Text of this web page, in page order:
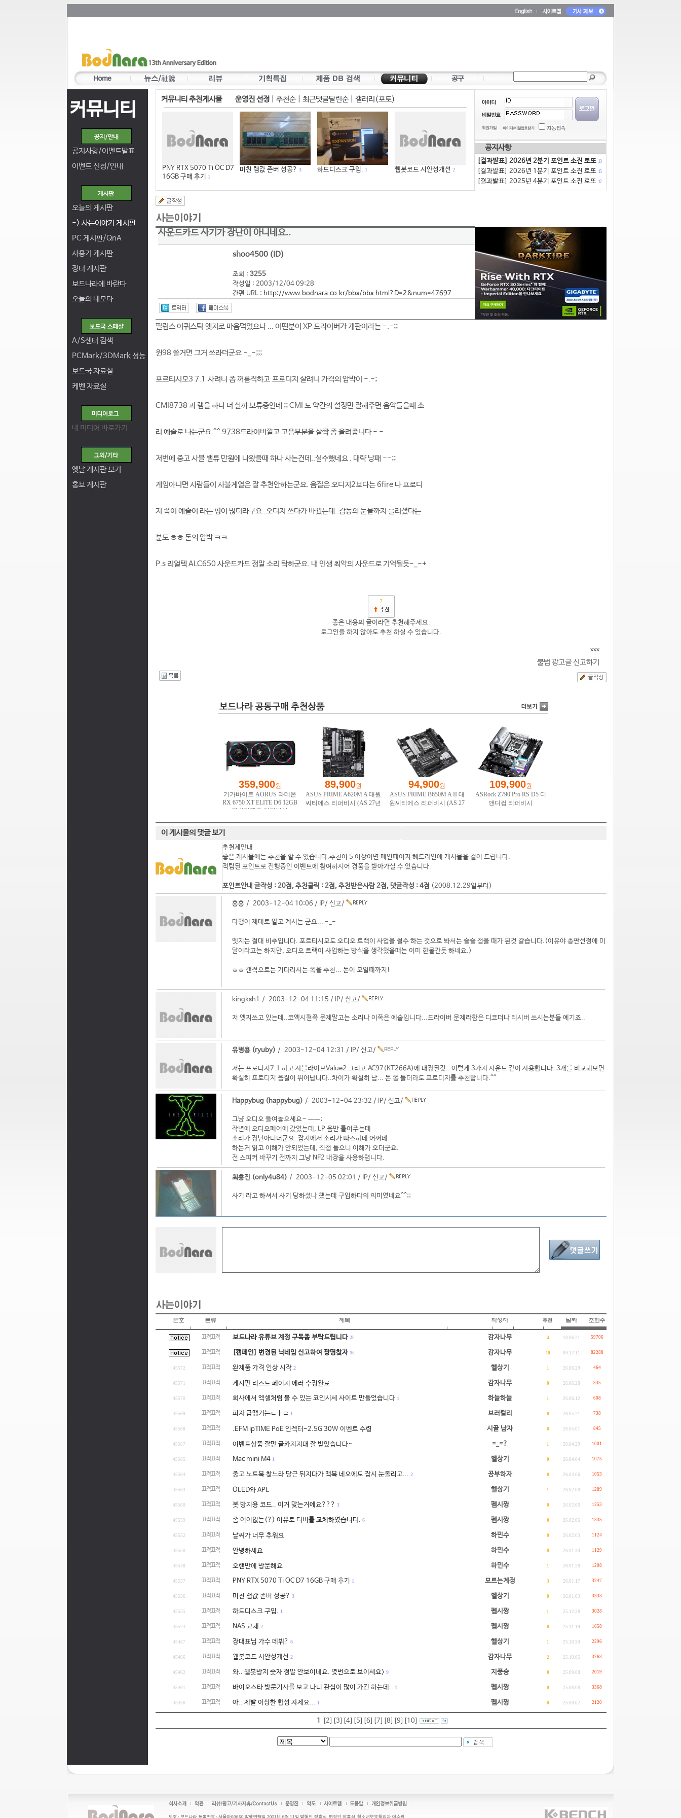
커뮤니티
공지사항/이벤트발표
이벤트 신청/안내
오늘의 게시판
-> 사는이야기 게시판
PC 게시판/QnA
사용기 게시판
장터 게시판
보드나라에 바란다
오늘의 네모다
A/S센터 검색
PCMark/3DMark 성능
보드국 자료실
케벤 자료실
내 미디어 바로가기
옛날 게시판 보기
홍보 게시판
커뮤니티 추천게시물 운영진 선정 추천순| 최근댓글달린순| 갤러리(포토)
PNY RTX 5070 Ti OC D7
16GB 구매 후기
1
미친 램값 존버 성공? 3 하드디스크 구입. 1 웹봇코드 시안성개선 2
공지사항
[결과발표] 2026년 2분기 포인트 소진 로또 13
[결과발표] 2026년 1분기 포인트 소진 로또 15
[결과발표] 2025년 4분기 포인트 소진 로또 17
사운드카드 사기가 장난이 아니네요..
shoo4500 (ID)
조회 : 3255
작성일 : 2003/12/04 09:28
간편 URL : http://www.bodnara.co.kr/bbs/bbs.html?D=2&num=47697
필립스 어쿼스틱 엣지로 마음먹었으나 ... 어떤분이 XP 드라이버가 개판이라는 -.-;;
윈98 쓸거면 그거 쓰라더군요 -_-;;;
포르티시모3 7.1 사려니 좀 꺼름직하고 프로디지 살려니 가격의 압박이 -.-;
CMI8738 과 램을 하나 더 살까 보류중인데 ;; CMI 도 약간의 설정만 잘해주면 음악들을때 소
리 예술로 나는군요.^^ 9738드라이버깔고 고음부분을 살짝 좀 올려줍니다 - -
저번에 중고 사블 밸류 만원에 나왔을때 하나 사는건데..실수했네요 . 대략 낭패 --;;
게임아니면 사람들이 사블계열은 잘 추천안하는군요. 음질은 오디지2보다는 6fire 나 프로디
지 쪽이 예술이 라는 평이 많더라구요..오디지 쓰다가 바꿨는데..감동의 눈물까지 흘리셨다는
분도 ㅎㅎ 돈의 압박 ㅋㅋ
P.s 리얼텍 ALC650 사운드카드 정말 소리 탁하군요. 내 인생 최악의 사운드로 기억될듯-_-+
7
좋은 내용의 글이라면 추천해주세요.
로그인을 하지 않아도 추천 하실 수 있습니다.
xxx
불법 광고글 신고하기
이 게시물의 댓글 보기
추천제안내
좋은 게시물에는 추천을 할 수 있습니다.추천이 5 이상이면 메인페이지 헤드라인에 게시물을 걸어 드립니다.
적립된 포인트로 진행중인 이벤트에 참여하시어 경품을 받아가실 수 있습니다.
포인트안내 글작성 : 20점, 추천클릭 : 2점, 추천받은사람 2점, 댓글작성 : 4점 (2008.12.29일부터)
홍홍 / 2003-12-04 10:06 / IP/ 신고/
다행이 제대로 알고 계시는 군요... -_-
엣지는 절대 비추입니다. 포르티시모도 오디오 트랙이 사업을 철수 하는 것으로 봐서는 슬슬 접을 때가 된것 같습니다.(이유야 총판선정에 미
달이라고는 하지만, 오디오 트랙이 사업하는 방식을 생각했을때는 이미 한물간듯 하네요.)
ㅎㅎ 갠적으로는 기다리시는 쪽을 추천... 돈이 모일때까지!
kingksh1 / 2003-12-04 11:15 / IP/ 신고/
저 엣지쓰고 있는데..코엑시컬쪽 문제말고는 소리나 이쪽은 예술입니다...드라이버 문제라함은 디코더나 리시버 쓰시는분들 예기죠..
유병용 (ryuby) / 2003-12-04 12:31 / IP/ 신고/
저는 프로디지7.1 하고 사블라이브Value2 그리고 AC97(KT266A)에 내장된것.. 이렇게 3가지 사운드 같이 사용합니다. 3개를 비교해보면
확실히 프로디지 음질이 뛰어납니다..차이가 확실히 남... 돈 쫌 들더라도 프로디지를 추천합니다.^^
Happybug (happybug) / 2003-12-04 23:32 / IP/ 신고/
그냥 오디오 들여놓으세요~ ㅡㅡ;
작년에 오디오페어에 갔었는데, LP 음반 틀어주는데
소리가 장난아니더군요. 잡지에서 소리가 따스하네 어쩌네
하는거 읽고 이해가 안되었는데, 직접 들으니 이해가 오더군요.
전 스피커 바꾸기 전까지 그냥 NF2 내장을 사용하렵니다.
최홍진 (only4u84) / 2003-12-05 02:01 / IP/ 신고/
사기 라고 하셔서 사기 당하셨나 했는데 구입하다의 의미였네요^^;;
끄적끄적 보드나라 유튜브 계정 구독좀 부탁드립니다 22 감자나무 4 18.06.21 59706
끄적끄적 [캠페인] 변경된 닉네임 신고하여 광명찾자 16 감자나무 10 09.12.11 82288
45572 끄적끄적 완제품 가격 인상 시작 2 헬상기 1 26.06.29 464
45571 끄적끄적 게시판 리스트 페이지 에러 수정완료 감자나무 0 26.06.28 335
45570 끄적끄적 회사에서 엑셀처럼 볼 수 있는 코인시세 사이트 만들었습니다 1 하늘하늘 1 26.06.12 608
45569 끄적끄적 피자 급땡기는ㄴㅏㄹ 1 브러컬리 0 26.05.21 738
45568 끄적끄적 .EFM ipTIME PoE 인젝터-2.5G 30W 이벤트 수령 시골 남자 0 26.05.01 845
45567 끄적끄적 이벤트상품 잘만 글카지지대 잘 받았습니다~ =_=? 1 26.04.29 1001
45565 끄적끄적 Mac mini M4 1 헬상기 0 26.04.04 1075
45564 끄적끄적 중고 노트북 찾느라 당근 뒤지다가 맥북 네오에도 잠시 눈돌리고... 2 공부하자 0 26.03.06 1053
45563 끄적끄적 OLED와 APL 헬상기 1 26.02.08 1289
45560 끄적끄적 봇 방지용 코드.. 이거 맞는거에요??? 3 펩시짱 0 26.02.06 1253
45559 끄적끄적 좀 어이없는(?) 이유로 티비를 교체하였습니다. 6 펩시짱 0 26.02.06 1335
45552 끄적끄적 날씨가 너무 추워요 하민수 0 26.02.03 1124
45550 끄적끄적 안녕하세요 하민수 0 26.01.30 1129
45548 끄적끄적 오랜만에 방문해요 하민수 1 26.01.28 1208
45537 끄적끄적 PNY RTX 5070 Ti OC D7 16GB 구매 후기 1 모르는계정 3 26.01.17 3247
45536 끄적끄적 미친 램값 존버 성공? 3 헬상기 0 26.01.03 3333
45535 끄적끄적 하드디스크 구입. 1 펩시짱 1 25.12.28 3028
45524 끄적끄적 NAS 교체 2 펩시짱 0 25.11.19 1658
45467 끄적끄적 장대표님 가수 데뷔? 6 헬상기 1 25.10.30 2296
45466 끄적끄적 웹봇코드 시안성개선 2 감자나무 2 25.10.05 3763
45462 끄적끄적 와.. 웹봇방지 숫자 정말 안보이네요. 몇번으로 보이세요> 9 지풍승 0 25.09.08 2019
45461 끄적끄적 바이오스타 방문기사를 보고 나니 관심이 많이 가긴 하는데.. 1 펩시짱 0 25.08.08 3368
45456 끄적끄적 아.. 제발 이상한 합성 자제요... 1 펩시짱 0 25.08.02 2120
1 [2] [3] [4] [5] [6] [7] [8] [9] [10]